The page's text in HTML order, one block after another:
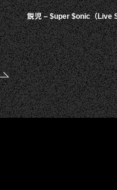
鋭児 – $uper $onic（Live